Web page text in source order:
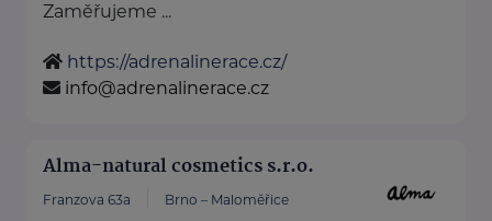
Zaměřujeme ...
https://adrenalinerace.cz/
info@adrenalinerace.cz
Alma-natural cosmetics s.r.o.
Franzova 63a Brno – Maloměřice